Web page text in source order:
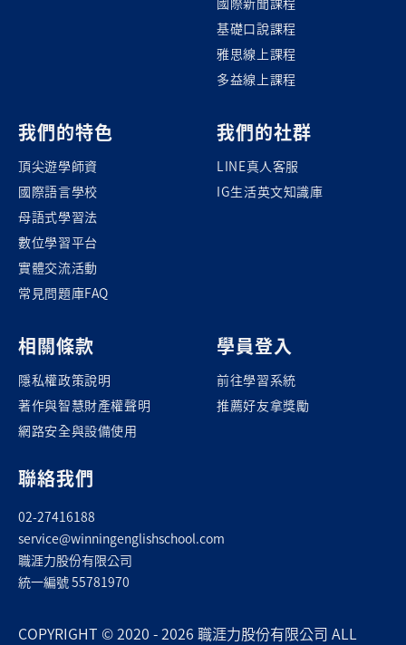
基礎口說課程
雅思線上課程
多益線上課程
我們的特色
頂尖遊學師資
國際語言學校
母語式學習法
數位學習平台
實體交流活動
常見問題庫FAQ
我們的社群
LINE真人客服
IG生活英文知識庫
相關條款
隱私權政策說明
著作與智慧財產權聲明
網路安全與設備使用
學員登入
前往學習系統
推薦好友拿獎勵
聯絡我們
02-27416188
service@winningenglishschool.com
職涯力股份有限公司
統一編號 55781970
COPYRIGHT © 2020 - 2026 職涯力股份有限公司 ALL